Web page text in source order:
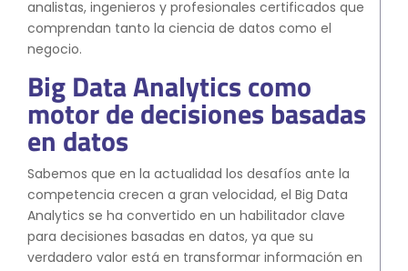
analistas, ingenieros y profesionales certificados que
comprendan tanto la ciencia de datos como el
negocio.
Big Data Analytics como
motor de decisiones basadas
en datos
Sabemos que en la actualidad los desafíos ante la
competencia crecen a gran velocidad, el Big Data
Analytics se ha convertido en un habilitador clave
para decisiones basadas en datos, ya que su
verdadero valor está en transformar información en